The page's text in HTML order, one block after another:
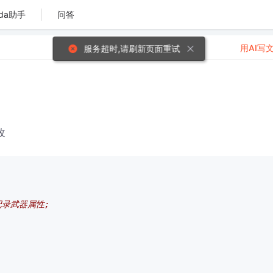
助手 问答
武器属性;
用AI写
服务超时,请刷新页面重试